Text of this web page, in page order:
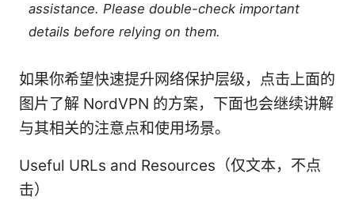
assistance. Please double-check important
details before relying on them.
如果你希望快速提升网络保护层级，点击上面的
图片了解 NordVPN 的方案，下面也会继续讲解
与其相关的注意点和使用场景。
Useful URLs and Resources（仅文本，不点
击）